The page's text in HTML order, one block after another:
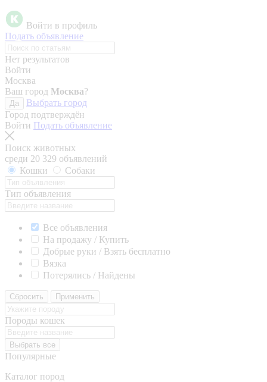
Войти в профиль
Подать объявление
Нет результатов
Войти
Москва
Ваш город Москва?
Да
Выбрать город
Город подтверждён
Войти Подать объявление
Поиск животных
среди 20 329 объявлений
Кошки
Собаки
Тип объявления
Все объявления
На продажу / Купить
Добрые руки / Взять бесплатно
Вязка
Потерялись / Найдены
Сбросить Применить
Породы кошек
Выбрать все
Популярные
Каталог пород